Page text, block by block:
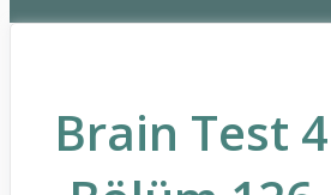
Brain Test 4